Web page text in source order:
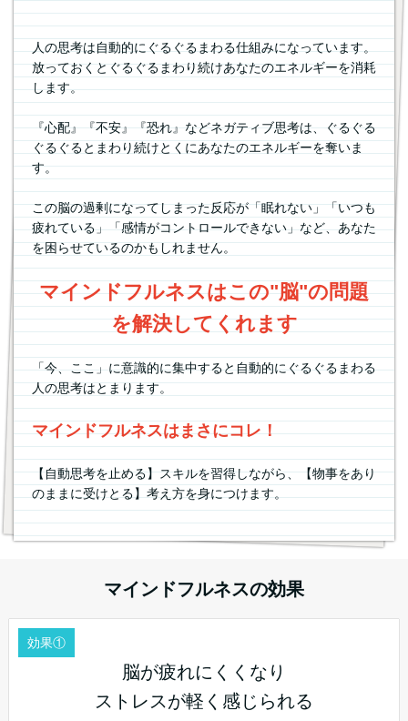
人の思考は自動的にぐるぐるまわる仕組みになっています。
放っておくとぐるぐるまわり続けあなたのエネルギーを消耗
します。
『心配』『不安』『恐れ』などネガティブ思考は、ぐるぐる
ぐるぐるとまわり続けとくにあなたのエネルギーを奪いま
す。
この脳の過剰になってしまった反応が「眠れない」「いつも
疲れている」「感情がコントロールできない」など、あなた
を困らせているのかもしれません。
マインドフルネスはこの"脳"の問題
を解決してくれます
「今、ここ」に意識的に集中すると自動的にぐるぐるまわる
人の思考はとまります。
マインドフルネスはまさにコレ！
【自動思考を止める】スキルを習得しながら、【物事をあり
のままに受けとる】考え方を身につけます。
マインドフルネスの効果
効果①
脳が疲れにくくなり
ストレスが軽く感じられる